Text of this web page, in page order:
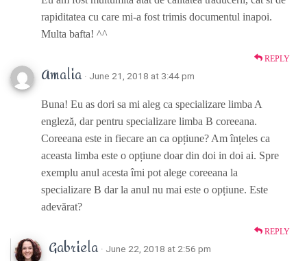
rapiditatea cu care mi-a fost trimis documentul inapoi.
Multa bafta! ^^
REPLY
Amalia · June 21, 2018 at 3:44 pm
Buna! Eu as dori sa mi aleg ca specializare limba A
engleză, dar pentru specializare limba B coreeana.
Coreeana este in fiecare an ca opțiune? Am înțeles ca
aceasta limba este o opțiune doar din doi in doi ai. Spre
exemplu anul acesta îmi pot alege coreeana la
specializare B dar la anul nu mai este o opțiune. Este
adevărat?
REPLY
Gabriela · June 22, 2018 at 2:56 pm